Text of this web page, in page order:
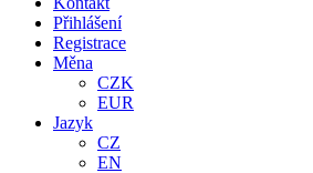
Přihlášení
Registrace
Měna
CZK
EUR
Jazyk
CZ
EN